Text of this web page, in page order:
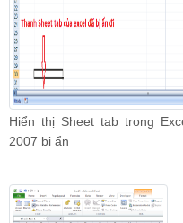
Hiển thị Sheet tab trong
2007 bị ẩn